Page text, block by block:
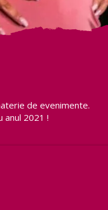
de evenimente.
anul 2021 !